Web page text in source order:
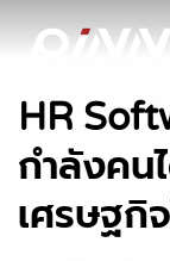
HR
กำลังคน
เศรษฐกิ